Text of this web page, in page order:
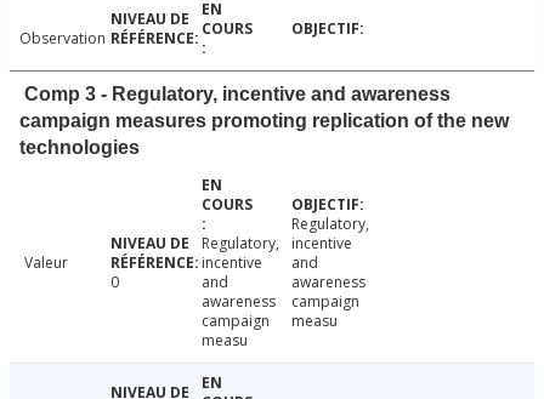
Observation
Comp 3 - Regulatory, incentive and awareness
campaign measures promoting replication of the new
technologies
Valeur
0
Regulatory,
incentive
and
awareness
campaign
measu
Regulatory,
incentive
and
awareness
campaign
measu